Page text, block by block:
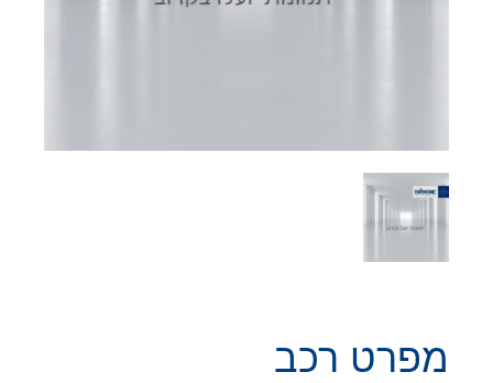
מפרט רכב